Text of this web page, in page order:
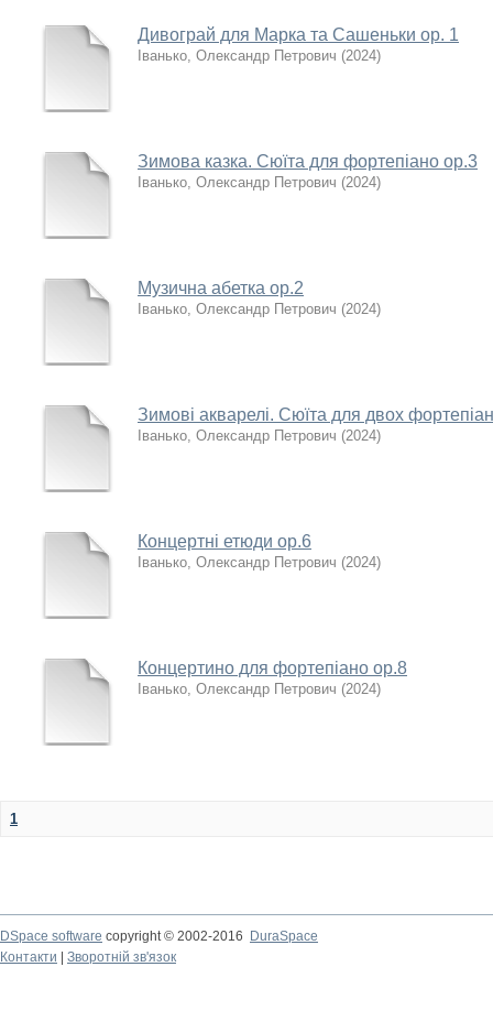
Дивограй для Марка та Сашеньки ор. 1
Іванько, Олександр Петрович (2024)
Зимова казка. Сюїта для фортепіано ор.3
Іванько, Олександр Петрович (2024)
Музична абетка ор.2
Іванько, Олександр Петрович (2024)
Зимові акварелі. Сюїта для двох
Іванько, Олександр Петрович (2024)
Концертні етюди ор.6
Іванько, Олександр Петрович (2024)
Концертино для фортепіано ор.8
Іванько, Олександр Петрович (2024)
1
DSpace software copyright © 2002-2016
DuraSpace
Контакти
Зворотній зв'язок